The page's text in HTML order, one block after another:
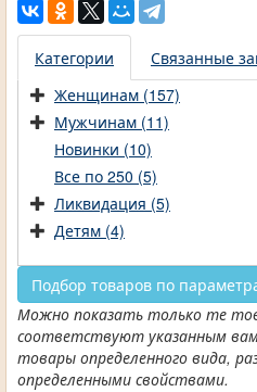
Категории
Связанные
Женщинам (157)
Мужчинам (11)
Новинки (10)
Все по 250 (5)
Ликвидация (5)
Детям (4)
Подбор товаров по
Можно показать только те
соответствуют указанным
товары определенного вида,
определенными свойствами.